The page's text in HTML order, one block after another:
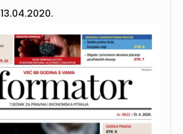
13.04.2020.